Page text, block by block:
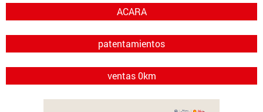
ACARA
patentamientos
ventas 0km